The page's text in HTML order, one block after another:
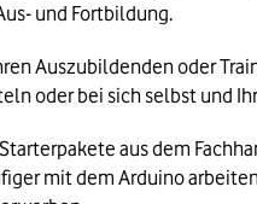
und Fortbildung.
Auszubildenden oder
oder bei sich selbst und
aus dem
mit dem Arduino